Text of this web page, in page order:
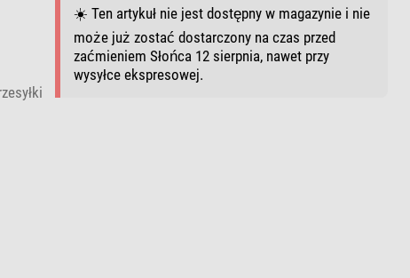
☀️ Ten artykuł nie jest dostępny w magazynie i nie
może już zostać dostarczony na czas przed
zaćmieniem Słońca 12 sierpnia, nawet przy
wysyłce ekspresowej.